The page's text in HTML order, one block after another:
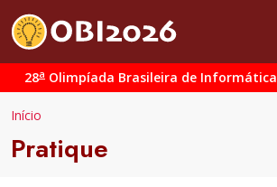
28a Olimpíada Brasileira de Informática
Início
Pratique